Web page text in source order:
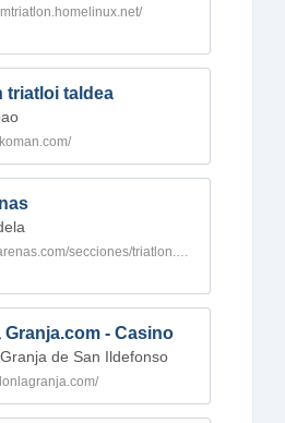
triatloi taldea
Granja.com - Casino
de San Ildefonso